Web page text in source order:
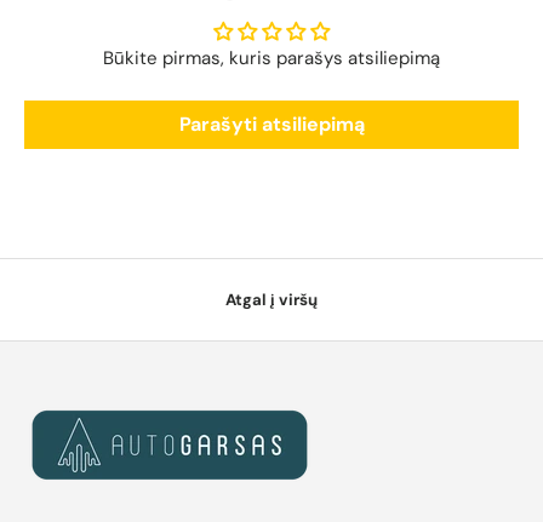
Būkite pirmas, kuris parašys atsiliepimą
Parašyti atsiliepimą
Atgal į viršų